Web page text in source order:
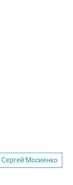
Сергей Мосиенко